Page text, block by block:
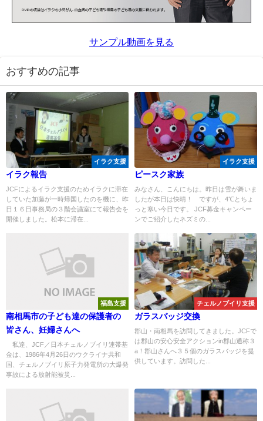
サンプル動画を見る
おすすめの記事
イラク支援
イラク報告
JCFによるイラク支援のためイラクに滞在
していた加藤が一時帰国したのを機に、昨
日１６日事務局の３階会議室にて報告会を
開催しました。松本に滞在...
イラク支援
ピースク家族
みなさん、こんにちは。昨日は雪が舞いま
したが本日は快晴！ ですが、4℃とちょ
っと寒い今日です。 JCF募金キャンペー
ンでご紹介したネズミの...
福島支援
南相馬市の子ども達の保護者の
皆さん、妊婦さんへ
私達、JCF／日本チェルノブイリ連帯基
金は、1986年4月26日のウクライナ共和
国、チェルノブイリ原子力発電所の大爆発
事故による放射能被災...
チェルノブイリ支援
ガラスバッジ交換
郡山・南相馬を訪問してきました。JCFで
は郡山の安心安全アクションin郡山通称３
a！郡山さんへ３５個のガラスバッジを提
供しています。訪問した...